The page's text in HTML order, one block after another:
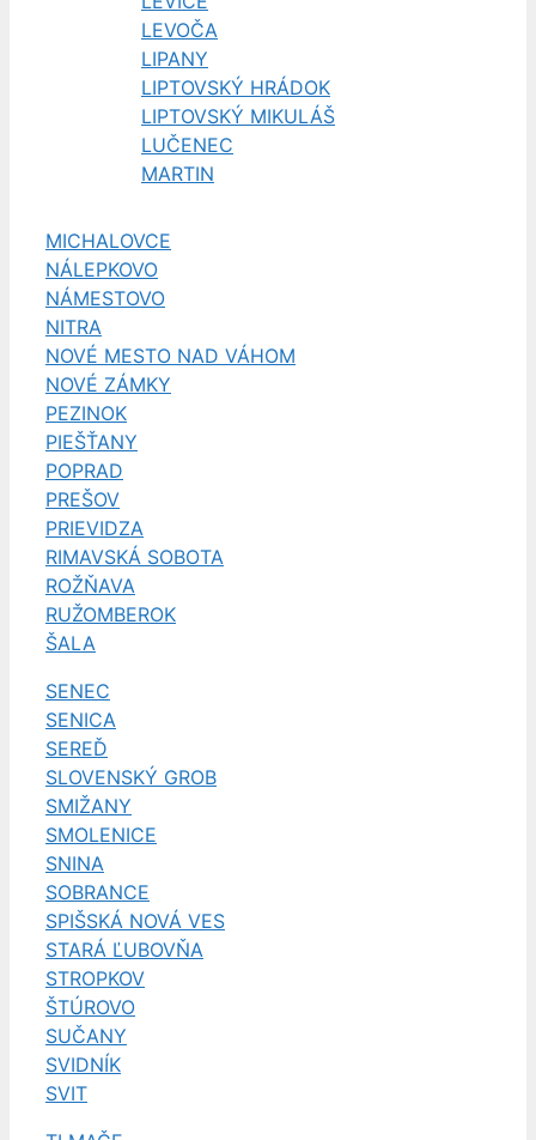
LEVOČA
LIPANY
LIPTOVSKÝ HRÁDOK
LIPTOVSKÝ MIKULÁŠ
LUČENEC
MARTIN
MICHALOVCE
NÁLEPKOVO
NÁMESTOVO
NITRA
NOVÉ MESTO NAD VÁHOM
NOVÉ ZÁMKY
PEZINOK
PIEŠŤANY
POPRAD
PREŠOV
PRIEVIDZA
RIMAVSKÁ SOBOTA
ROŽŇAVA
RUŽOMBEROK
ŠALA
SENEC
SENICA
SEREĎ
SLOVENSKÝ GROB
SMIŽANY
SMOLENICE
SNINA
SOBRANCE
SPIŠSKÁ NOVÁ VES
STARÁ ĽUBOVŇA
STROPKOV
ŠTÚROVO
SUČANY
SVIDNÍK
SVIT